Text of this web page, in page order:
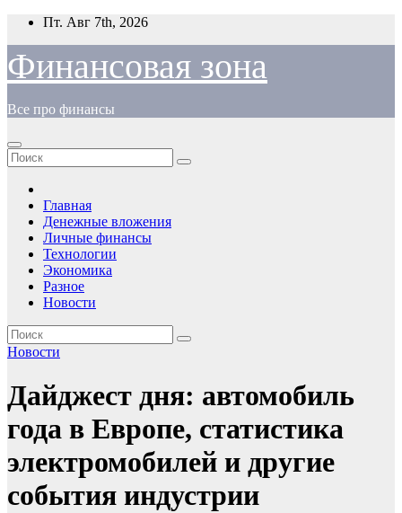
Перейти
содержимому
Пт. Авг 7th, 2026
Финансовая зона
Все про финансы
Главная
Денежные вложения
Личные финансы
Технологии
Экономика
Разное
Новости
Новости
Дайджест дня: автомобиль
года в Европе, статистика
электромобилей и другие
события индустрии